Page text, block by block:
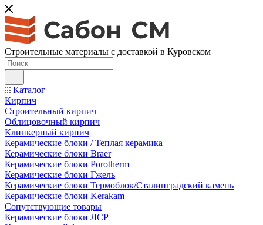
Строительные материалы с доставкой в Куровском
Каталог
Кирпич
Строительный кирпич
Облицовочный кирпич
Клинкерный кирпич
Керамические блоки / Теплая керамика
Керамические блоки Braer
Керамические блоки Porotherm
Керамические блоки Гжель
Керамические блоки Термоблок/Сталинградский камень
Керамические блоки Kerakam
Сопутствующие товары
Керамические блоки ЛСР